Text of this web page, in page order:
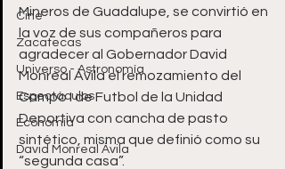
Cine
Zacatecas
Universo - Astronomía
Espectáculos
Economía
David Monreal Ávila
Mineros de Guadalupe, se convirtió en
la voz de sus compañeros para
agradecer al Gobernador David
Monreal Ávila el remozamiento del
Campo I de Futbol de la Unidad
Deportiva con cancha de pasto
sintético, misma que definió como su
“segunda casa”.